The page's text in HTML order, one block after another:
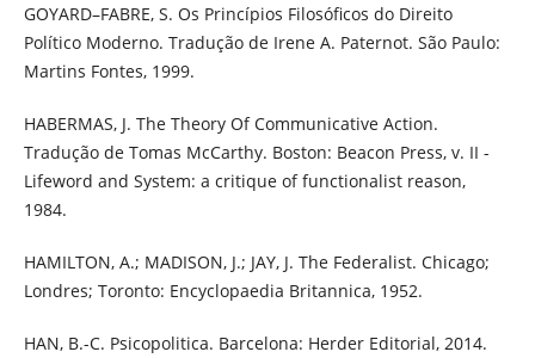
GOYARD–FABRE, S. Os Princípios Filosóficos do Direito
Político Moderno. Tradução de Irene A. Paternot. São Paulo:
Martins Fontes, 1999.
HABERMAS, J. The Theory Of Communicative Action.
Tradução de Tomas McCarthy. Boston: Beacon Press, v. II -
Lifeword and System: a critique of functionalist reason,
1984.
HAMILTON, A.; MADISON, J.; JAY, J. The Federalist. Chicago;
Londres; Toronto: Encyclopaedia Britannica, 1952.
HAN, B.-C. Psicopolitica. Barcelona: Herder Editorial, 2014.